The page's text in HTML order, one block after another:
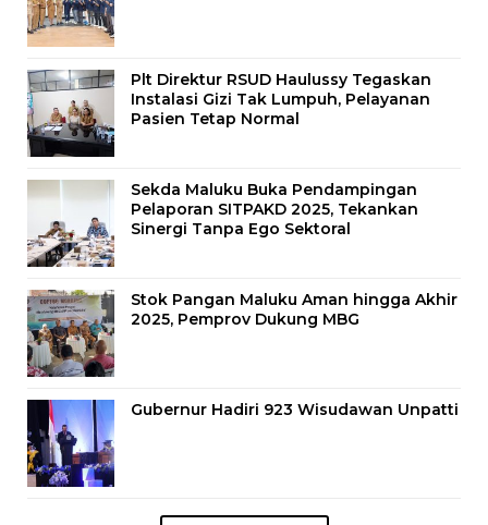
Plt Direktur RSUD Haulussy Tegaskan
Instalasi Gizi Tak Lumpuh, Pelayanan
Pasien Tetap Normal
Sekda Maluku Buka Pendampingan
Pelaporan SITPAKD 2025, Tekankan
Sinergi Tanpa Ego Sektoral
Stok Pangan Maluku Aman hingga Akhir
2025, Pemprov Dukung MBG
Gubernur Hadiri 923 Wisudawan Unpatti